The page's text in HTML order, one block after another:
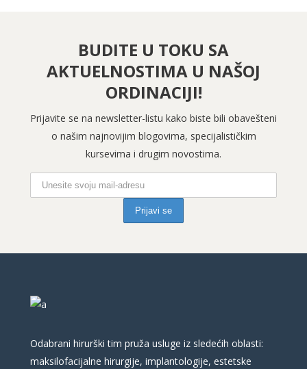
BUDITE U TOKU SA
AKTUELNOSTIMA U NAŠOJ
ORDINACIJI!
Prijavite se na newsletter-listu kako biste bili obavešteni
o našim najnovijim blogovima, specijalističkim
kursevima i drugim novostima.
Odabrani hirurški tim pruža usluge iz sledećih oblasti:
maksilofacijalne hirurgije, implantologije, estetske